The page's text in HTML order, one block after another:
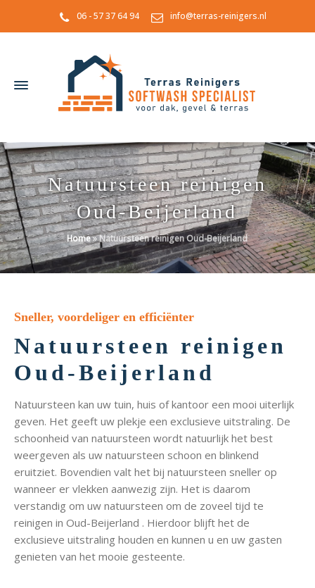
06 - 57 37 64 94 info@terras-reinigers.nl
Natuursteen reinigen
Oud-Beijerland
Home»Natuursteen reinigen Oud-Beijerland
Sneller, voordeliger en efficiënter
Natuursteen reinigen
Oud-Beijerland
Natuursteen kan uw tuin, huis of kantoor een mooi uiterlijk
geven. Het geeft uw plekje een exclusieve uitstraling. De
schoonheid van natuursteen wordt natuurlijk het best
weergeven als uw natuursteen schoon en blinkend
eruitziet. Bovendien valt het bij natuursteen sneller op
wanneer er vlekken aanwezig zijn. Het is daarom
verstandig om uw natuursteen om de zoveel tijd te
reinigen in Oud-Beijerland . Hierdoor blijft het de
exclusieve uitstraling houden en kunnen u en uw gasten
genieten van het mooie gesteente.